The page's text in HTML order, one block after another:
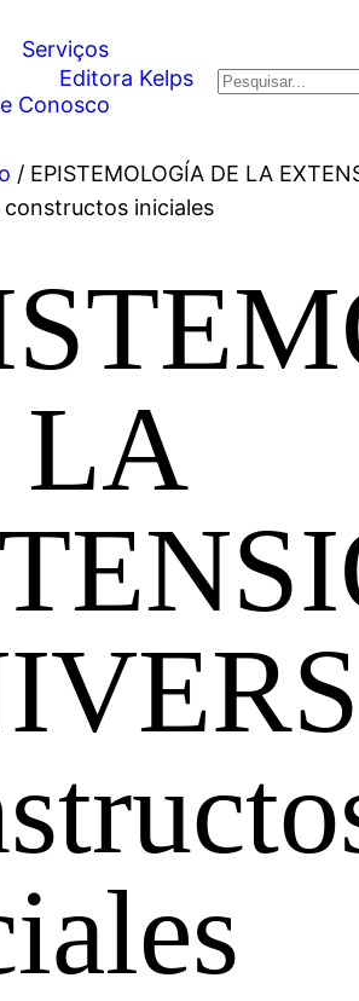
Serviços
Conosco
/ EPISTEMOLOGÍA DE LA
constructos iniciales
LA